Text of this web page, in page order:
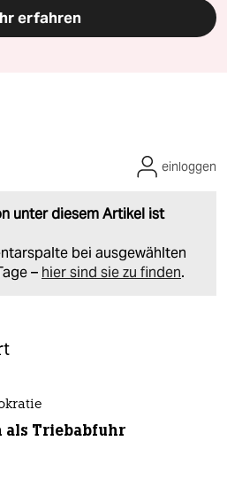
erfahren
unter diesem Artikel ist
bei ausgewählten
– hier sind sie zu finden.
einloggen
als Triebabfuhr